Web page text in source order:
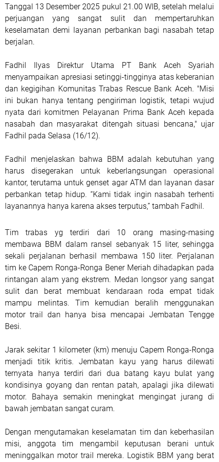
Tanggal 13 Desember 2025 pukul 21.00 WIB, setelah melalui
perjuangan yang sangat sulit dan mempertaruhkan
keselamatan demi layanan perbankan bagi nasabah tetap
berjalan.
Fadhil Ilyas Direktur Utama PT Bank Aceh Syariah
menyampaikan apresiasi setinggi-tingginya atas keberanian
dan kegigihan Komunitas Trabas Rescue Bank Aceh. "Misi
ini bukan hanya tentang pengiriman logistik, tetapi wujud
nyata dari komitmen Pelayanan Prima Bank Aceh kepada
nasabah dan masyarakat ditengah situasi bencana," ujar
Fadhil pada Selasa (16/12).
Fadhil menjelaskan bahwa BBM adalah kebutuhan yang
harus disegerakan untuk keberlangsungan operasional
kantor, terutama untuk genset agar ATM dan layanan dasar
perbankan tetap hidup. “Kami tidak ingin nasabah terhenti
layanannya hanya karena akses terputus,” tambah Fadhil.
Tim trabas yg terdiri dari 10 orang masing-masing
membawa BBM dalam ransel sebanyak 15 liter, sehingga
sekali perjalanan berhasil membawa 150 liter. Perjalanan
tim ke Capem Ronga-Ronga Bener Meriah dihadapkan pada
rintangan alam yang ekstrem. Medan longsor yang sangat
sulit dan berat membuat kendaraan roda empat tidak
mampu melintas. Tim kemudian beralih menggunakan
motor trail dan hanya bisa mencapai Jembatan Tengge
Besi.
Jarak sekitar 1 kilometer (km) menuju Capem Ronga-Ronga
menjadi titik kritis. Jembatan kayu yang harus dilewati
ternyata hanya terdiri dari dua batang kayu bulat yang
kondisinya goyang dan rentan patah, apalagi jika dilewati
motor. Bahaya semakin meningkat mengingat jurang di
bawah jembatan sangat curam.
Dengan mengutamakan keselamatan tim dan keberhasilan
misi, anggota tim mengambil keputusan berani untuk
meninggalkan motor trail mereka. Logistik BBM yang berat